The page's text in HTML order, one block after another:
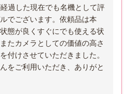
過した現在でも名機として評
でございます。依頼品は本
態が良くすぐにでも使える状
たカメラとしての価値の高さ
付けさせていただきました。
をご利用いただき、ありがと